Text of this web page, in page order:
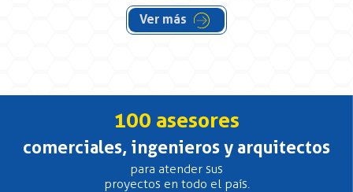
Ver más
100 asesores
comerciales, ingenieros y arquitectos
para atender sus
proyectos en todo el país.